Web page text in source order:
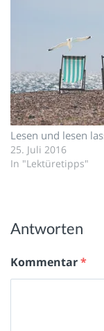
Lesen und lesen
25. Juli 2016
In "Lektüretipps"
Antworten
Kommentar*